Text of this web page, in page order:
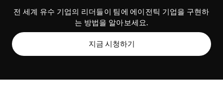
전 세계 유수 기업의 리더들이 팀에 에이전틱 기업을 구현하
는 방법을 알아보세요.
지금 시청하기